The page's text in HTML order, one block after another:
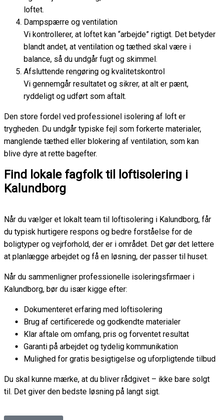
loftet.
Dampspærre og ventilation
Vi kontrollerer, at loftet kan “arbejde” rigtigt. Det betyder
blandt andet, at ventilation og tæthed skal være i
balance, så du undgår fugt og skimmel.
Afsluttende rengøring og kvalitetskontrol
Vi gennemgår resultatet og sikrer, at alt er pænt,
ryddeligt og udført som aftalt.
Den store fordel ved professionel isolering af loft er
trygheden. Du undgår typiske fejl som forkerte materialer,
manglende tæthed eller blokering af ventilation, som kan
blive dyre at rette bagefter.
Find lokale fagfolk til loftisolering i
Kalundborg
Når du vælger et lokalt team til loftisolering i Kalundborg, får
du typisk hurtigere respons og bedre forståelse for de
boligtyper og vejrforhold, der er i området. Det gør det lettere
at planlægge arbejdet og få en løsning, der passer til huset.
Når du sammenligner professionelle isoleringsfirmaer i
Kalundborg, bør du især kigge efter:
Dokumenteret erfaring med loftisolering
Brug af certificerede og godkendte materialer
Klar aftale om omfang, pris og forventet resultat
Garanti på arbejdet og tydelig kommunikation
Mulighed for gratis besigtigelse og uforpligtende tilbud
Du skal kunne mærke, at du bliver rådgivet – ikke bare solgt
til. Det giver den bedste løsning på langt sigt.